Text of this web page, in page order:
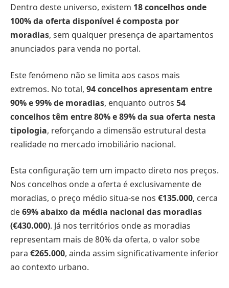
Dentro deste universo, existem 18 concelhos onde
100% da oferta disponível é composta por
moradias, sem qualquer presença de apartamentos
anunciados para venda no portal.
Este fenómeno não se limita aos casos mais
extremos. No total, 94 concelhos apresentam entre
90% e 99% de moradias, enquanto outros 54
concelhos têm entre 80% e 89% da sua oferta nesta
tipologia, reforçando a dimensão estrutural desta
realidade no mercado imobiliário nacional.
Esta configuração tem um impacto direto nos preços.
Nos concelhos onde a oferta é exclusivamente de
moradias, o preço médio situa-se nos €135.000, cerca
de69% abaixo da média nacional das moradias
(€430.000). Já nos territórios onde as moradias
representam mais de 80% da oferta, o valor sobe
para €265.000, ainda assim significativamente inferior
ao contexto urbano.